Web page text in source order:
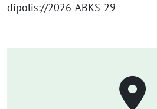
dipolis://2026-ABKS-29